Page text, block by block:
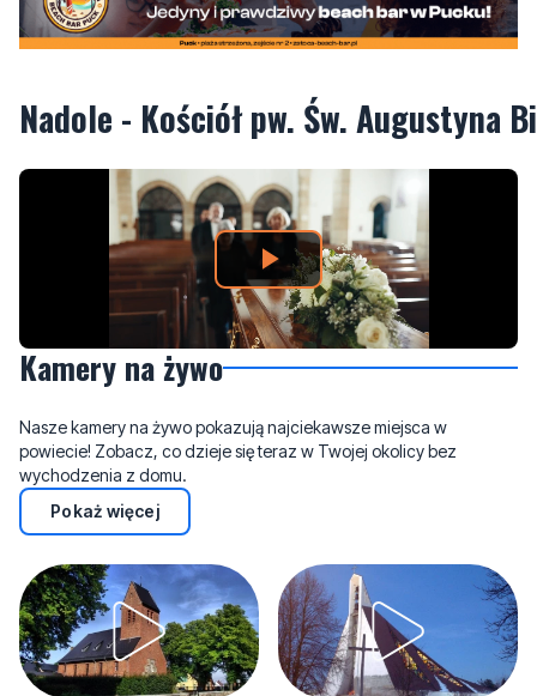
Nadole - Kościół pw. Św. Augustyna
Kamery na żywo
Nasze kamery na żywo pokazują najciekawsze miejsca w
powiecie! Zobacz, co dzieje się teraz w Twojej okolicy bez
wychodzenia z domu.
Pokaż więcej